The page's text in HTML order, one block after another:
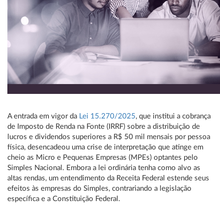
A entrada em vigor da Lei 15.270/2025, que institui a cobrança
de Imposto de Renda na Fonte (IRRF) sobre a distribuição de
lucros e dividendos superiores a R$ 50 mil mensais por pessoa
física, desencadeou uma crise de interpretação que atinge em
cheio as Micro e Pequenas Empresas (MPEs) optantes pelo
Simples Nacional. Embora a lei ordinária tenha como alvo as
altas rendas, um entendimento da Receita Federal estende seus
efeitos às empresas do Simples, contrariando a legislação
específica e a Constituição Federal.